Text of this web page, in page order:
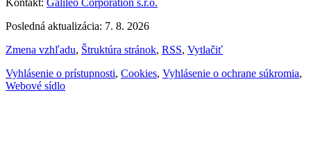
Kontakt: Galileo Corporation s.r.o.
Posledná aktualizácia: 7. 8. 2026
Zmena vzhľadu, Štruktúra stránok, RSS, Vytlačiť
Vyhlásenie o prístupnosti, Cookies, Vyhlásenie o ochrane súkromia,
Webové sídlo